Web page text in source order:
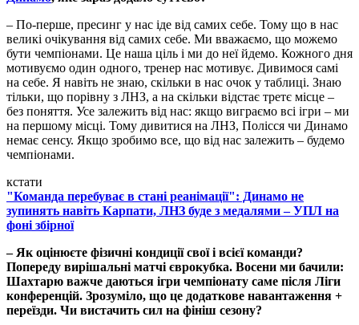
– По-перше, пресинг у нас іде від самих себе. Тому що в нас
великі очікування від самих себе. Ми вважаємо, що можемо
бути чемпіонами. Це наша ціль і ми до неї йдемо. Кожного дня
мотивуємо один одного, тренер нас мотивує. Дивимося самі
на себе. Я навіть не знаю, скільки в нас очок у таблиці. Знаю
тільки, що порівну з ЛНЗ, а на скільки відстає третє місце –
без поняття. Усе залежить від нас: якщо виграємо всі ігри – ми
на першому місці. Тому дивитися на ЛНЗ, Полісся чи Динамо
немає сенсу. Якщо зробимо все, що від нас залежить – будемо
чемпіонами.
кстати
"Команда перебуває в стані реанімації": Динамо не
зупинять навіть Карпати, ЛНЗ буде з медалями – УПЛ на
фоні збірної
– Як оцінюєте фізичні кондиції свої і всієї команди?
Попереду вирішальні матчі єврокубка. Восени ми бачили:
Шахтарю важче даються ігри чемпіонату саме після Ліги
конференцій. Зрозуміло, що це додаткове навантаження +
переїзди. Чи вистачить сил на фініш сезону?